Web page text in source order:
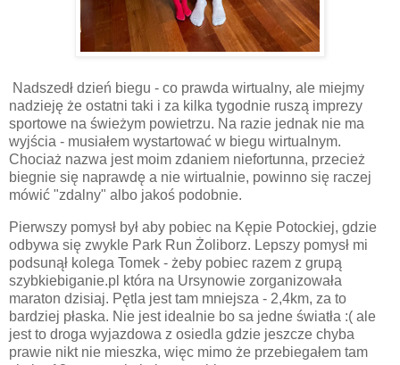
Nadszedł dzień biegu - co prawda wirtualny, ale miejmy
nadzieję że ostatni taki i za kilka tygodnie ruszą imprezy
sportowe na świeżym powietrzu. Na razie jednak nie ma
wyjścia - musiałem wystartować w biegu wirtualnym.
Chociaż nazwa jest moim zdaniem niefortunna, przecież
biegnie się naprawdę a nie wirtualnie, powinno się raczej
mówić "zdalny" albo jakoś podobnie.
Pierwszy pomysł był aby pobiec na Kępie Potockiej, gdzie
odbywa się zwykle Park Run Żoliborz. Lepszy pomysł mi
podsunął kolega Tomek - żeby pobiec razem z grupą
szybkiebiganie.pl która na Ursynowie zorganizowała
maraton dzisiaj. Pętla jest tam mniejsza - 2,4km, za to
bardziej płaska. Nie jest idealnie bo sa jedne światła :( ale
jest to droga wyjazdowa z osiedla gdzie jeszcze chyba
prawie nikt nie mieszka, więc mimo że przebiegałem tam